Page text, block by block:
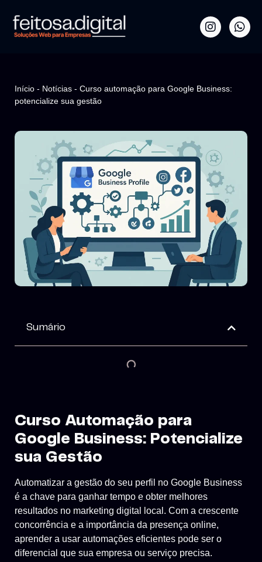
Início - Notícias - Curso automação para Google Business:
potencialize sua gestão
Sumário
Curso Automação para
Google Business: Potencialize
sua Gestão
Automatizar a gestão do seu perfil no Google Business
é a chave para ganhar tempo e obter melhores
resultados no marketing digital local. Com a crescente
concorrência e a importância da presença online,
aprender a usar automações eficientes pode ser o
diferencial que sua empresa ou serviço precisa.